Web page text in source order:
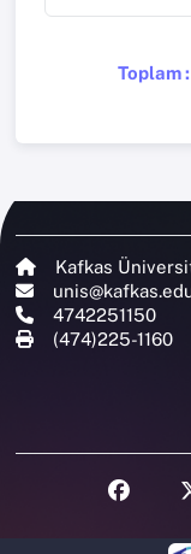
Toplam
Kafkas
4742251150
(474)225-1160